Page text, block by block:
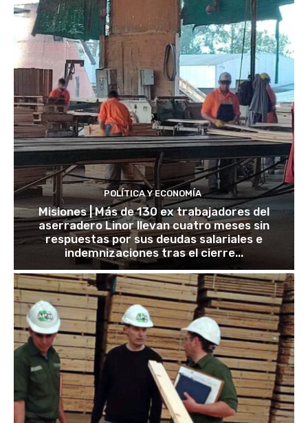
POLÍTICA Y ECONOMÍA
Misiones | Más de 130 ex trabajadores del
aserradero Linor llevan cuatro meses sin
respuestas por sus deudas salariales e
indemnizaciones tras el cierre...